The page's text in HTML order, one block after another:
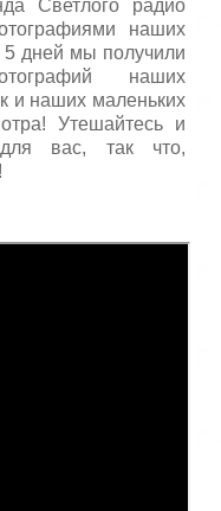
Светлого радио
наших
дней мы получили
наших
и наших маленьких
Утешайтесь и
вас, так что,